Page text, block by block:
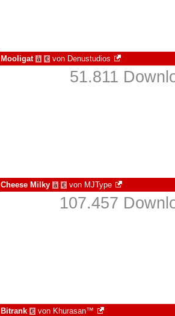
Mooligat à € von Denustudios
51.811
Cheese Milky à € von MJType
107.457
Bitrank € von Khurasan™